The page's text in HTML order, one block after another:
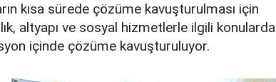
kısa sürede çözüme kavuşturulması için
altyapı ve sosyal hizmetlerle ilgili konularda
içinde çözüme kavuşturuluyor.